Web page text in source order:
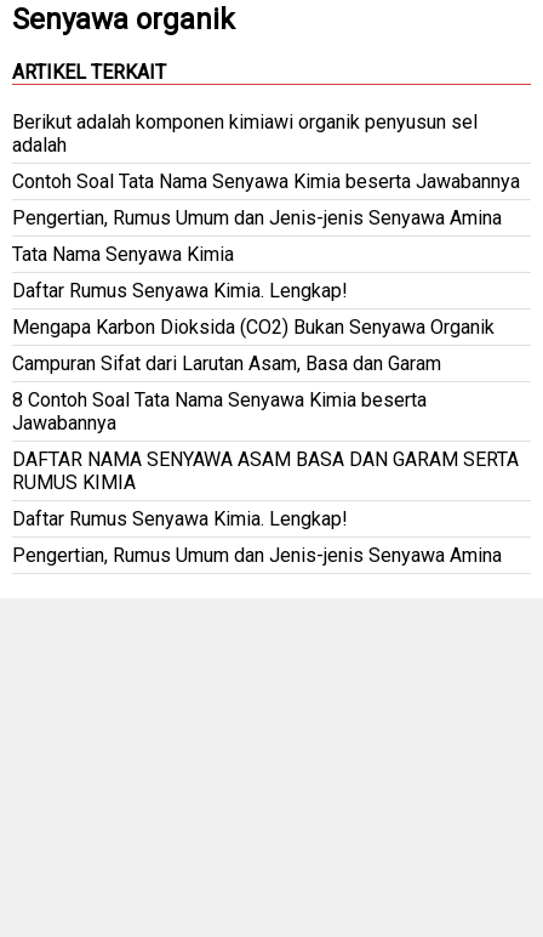
Senyawa organik
ARTIKEL TERKAIT
Berikut adalah komponen kimiawi organik penyusun sel
adalah
Contoh Soal Tata Nama Senyawa Kimia beserta Jawabannya
Pengertian, Rumus Umum dan Jenis-jenis Senyawa Amina
Tata Nama Senyawa Kimia
Daftar Rumus Senyawa Kimia. Lengkap!
Mengapa Karbon Dioksida (CO2) Bukan Senyawa Organik
Campuran Sifat dari Larutan Asam, Basa dan Garam
8 Contoh Soal Tata Nama Senyawa Kimia beserta
Jawabannya
DAFTAR NAMA SENYAWA ASAM BASA DAN GARAM SERTA
RUMUS KIMIA
Daftar Rumus Senyawa Kimia. Lengkap!
Pengertian, Rumus Umum dan Jenis-jenis Senyawa Amina